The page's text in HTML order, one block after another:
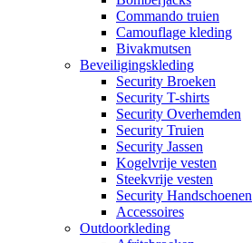
Commando truien
Camouflage kleding
Bivakmutsen
Beveiligingskleding
Security Broeken
Security T-shirts
Security Overhemden
Security Truien
Security Jassen
Kogelvrije vesten
Steekvrije vesten
Security Handschoenen
Accessoires
Outdoorkleding